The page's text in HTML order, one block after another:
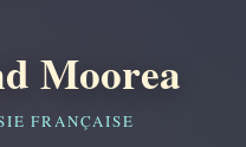
Moorea
FRANÇAISE